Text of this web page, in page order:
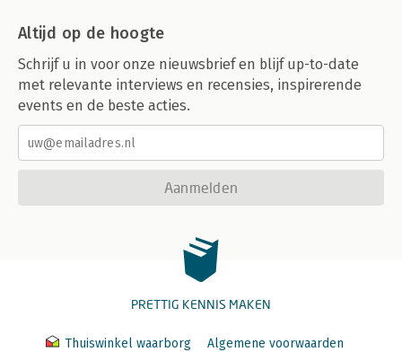
Altijd op de hoogte
Schrijf u in voor onze nieuwsbrief en blijf up-to-date
met relevante interviews en recensies, inspirerende
events en de beste acties.
Aanmelden
PRETTIG KENNIS MAKEN
Thuiswinkel waarborg
Algemene voorwaarden